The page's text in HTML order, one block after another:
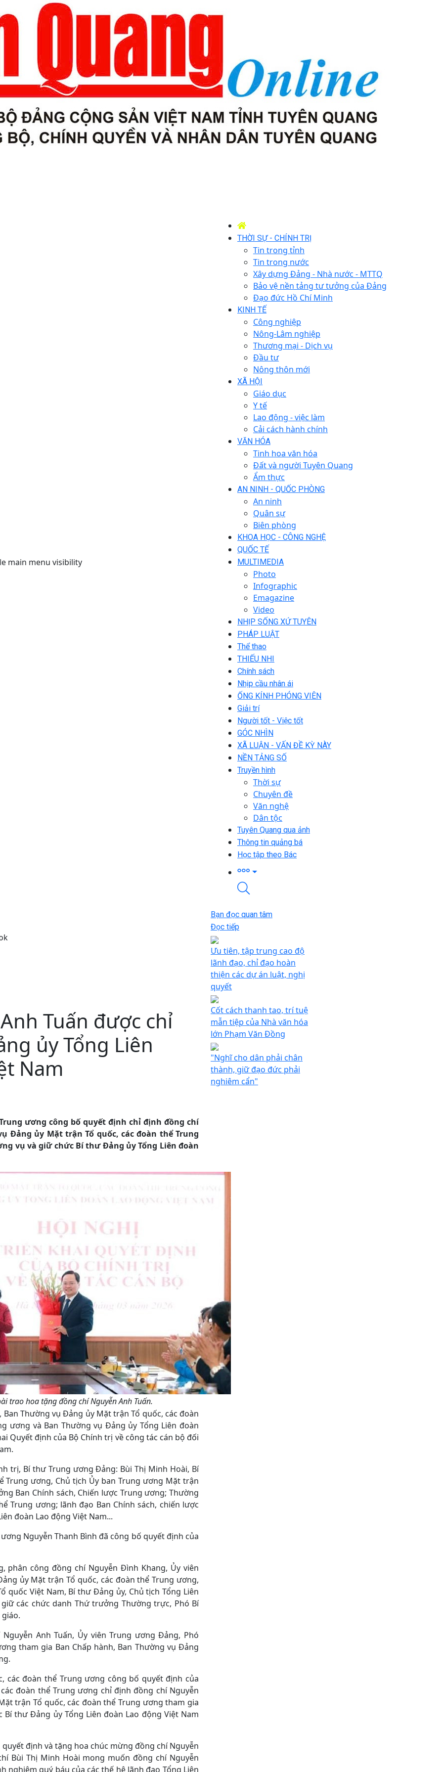
main menu visibility
THỜI SỰ - CHÍNH TRỊ
Tin trong tỉnh
Tin trong nước
Xây dựng Đảng - Nhà nước - MTTQ
Bảo vệ nền tảng tư tưởng của Đảng
Đạo đức Hồ Chí Minh
KINH TẾ
Công nghiệp
Nông-Lâm nghiệp
Thương mại - Dịch vụ
Đầu tư
Nông thôn mới
XÃ HỘI
Giáo dục
Y tế
Lao động - việc làm
Cải cách hành chính
VĂN HÓA
Tinh hoa văn hóa
Đất và người Tuyên Quang
Ẩm thực
AN NINH - QUỐC PHÒNG
An ninh
Quân sự
Biên phòng
KHOA HỌC - CÔNG NGHỆ
QUỐC TẾ
MULTIMEDIA
Photo
Infographic
Emagazine
Video
NHỊP SỐNG XỨ TUYÊN
PHÁP LUẬT
Thể thao
THIẾU NHI
Chính sách
Nhịp cầu nhân ái
ỐNG KÍNH PHÓNG VIÊN
Giải trí
Người tốt - Việc tốt
GÓC NHÌN
XÃ LUẬN - VẤN ĐỀ KỲ NÀY
NỀN TẢNG SỐ
Truyền hình
Thời sự
Chuyên đề
Văn nghệ
Dân tộc
Tuyên Quang qua ảnh
Thông tin quảng bá
Học tập theo Bác
Tuấn được chỉ
ủy Tổng Liên
Nam
ương công bố quyết định chỉ định đồng chí
Đảng ủy Mặt trận Tổ quốc, các đoàn thể Trung
vụ và giữ chức Bí thư Đảng ủy Tổng Liên đoàn
trao hoa tặng đồng chí Nguyễn Anh Tuấn.
Thường vụ Đảng ủy Mặt trận Tổ quốc, các đoàn
ương và Ban Thường vụ Đảng ủy Tổng Liên đoàn
Quyết định của Bộ Chính trị về công tác cán bộ đối
trị, Bí thư Trung ương Đảng: Bùi Thị Minh Hoài, Bí
ương, Chủ tịch Ủy ban Trung ương Mặt trận
Ban Chính sách, Chiến lược Trung ương; Thường
Trung ương; lãnh đạo Ban Chính sách, chiến lược
đoàn Lao động Việt Nam...
Nguyễn Thanh Bình đã công bố quyết định của
phân công đồng chí Nguyễn Đình Khang, Ủy viên
ủy Mặt trận Tổ quốc, các đoàn thể Trung ương,
quốc Việt Nam, Bí thư Đảng ủy, Chủ tịch Tổng Liên
các chức danh Thứ trưởng Thường trực, Phó Bí
Anh Tuấn, Ủy viên Trung ương Đảng, Phó
tham gia Ban Chấp hành, Ban Thường vụ Đảng
các đoàn thể Trung ương công bố quyết định của
đoàn thể Trung ương chỉ định đồng chí Nguyễn
trận Tổ quốc, các đoàn thể Trung ương tham gia
thư Đảng ủy Tổng Liên đoàn Lao động Việt Nam
định và tặng hoa chúc mừng đồng chí Nguyễn
Bùi Thị Minh Hoài mong muốn đồng chí Nguyễn
nghiệm quý báu của các thế hệ lãnh đạo Tổng Liên
Bạn đọc quan tâm
Đọc tiếp
Ưu tiên, tập trung cao độ
lãnh đạo, chỉ đạo hoàn
thiện các dự án luật, nghị
quyết
Cốt cách thanh tao, trí tuệ
mẫn tiệp của Nhà văn hóa
lớn Phạm Văn Đồng
"Nghĩ cho dân phải chân
thành, giữ đạo đức phải
nghiêm cẩn"